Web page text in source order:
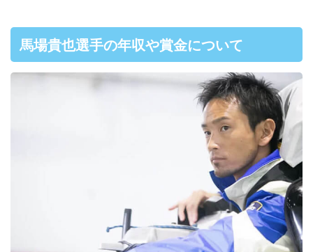
馬場貴也選手の年収や賞金について